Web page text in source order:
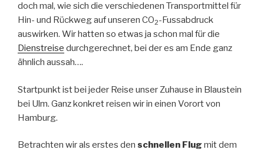
doch mal, wie sich die verschiedenen Transportmittel für
Hin- und Rückweg auf unseren CO2-Fussabdruck
auswirken. Wir hatten so etwas ja schon mal für die
Dienstreise durchgerechnet, bei der es am Ende ganz
ähnlich aussah….
Startpunkt ist bei jeder Reise unser Zuhause in Blaustein
bei Ulm. Ganz konkret reisen wir in einen Vorort von
Hamburg.
Betrachten wir als erstes den schnellen Flug mit dem